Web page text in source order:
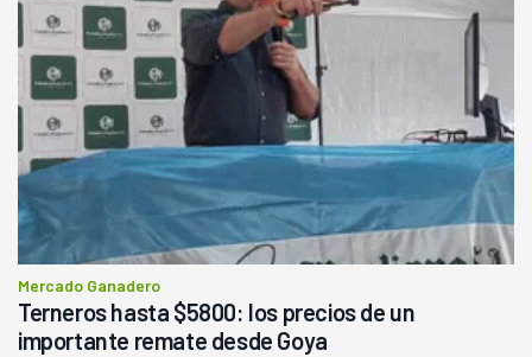
Mercado Ganadero
Terneros hasta $5800: los precios de un
importante remate desde Goya